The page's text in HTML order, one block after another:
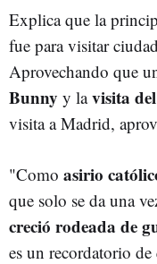
Explica que la
fue para visitar
Aprovechando que
Bunny y lavisita
visita a Madrid,
"Como asirio
que solo se da una
creció rodeada de
es un recordatorio de